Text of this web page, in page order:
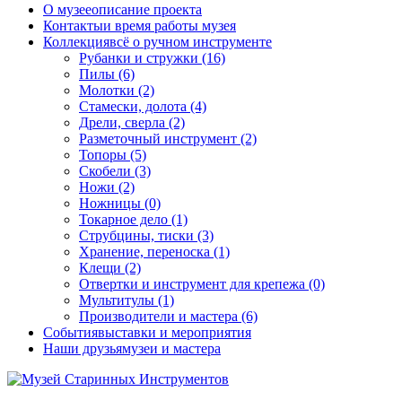
О музееописание проекта
Контактыи время работы музея
Коллекциявсё о ручном инструменте
Рубанки и стружки (16)
Пилы (6)
Молотки (2)
Стамески, долота (4)
Дрели, сверла (2)
Разметочный инструмент (2)
Топоры (5)
Скобели (3)
Ножи (2)
Ножницы (0)
Токарное дело (1)
Струбцины, тиски (3)
Хранение, переноска (1)
Клещи (2)
Отвертки и инструмент для крепежа (0)
Мультитулы (1)
Производители и мастера (6)
Событиявыставки и мероприятия
Наши друзьямузеи и мастера